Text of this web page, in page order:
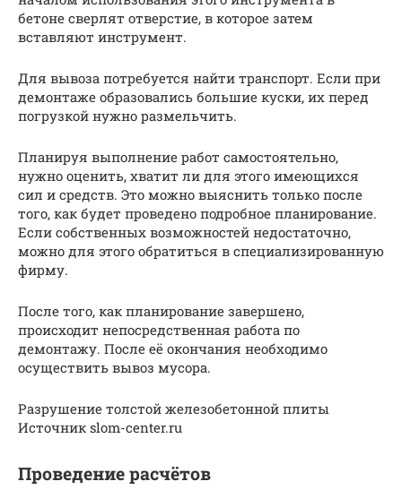
бетоне сверлят отверстие, в которое затем
вставляют инструмент.
Для вывоза потребуется найти транспорт. Если при
демонтаже образовались большие куски, их перед
погрузкой нужно размельчить.
Планируя выполнение работ самостоятельно,
нужно оценить, хватит ли для этого имеющихся
сил и средств. Это можно выяснить только после
того, как будет проведено подробное планирование.
Если собственных возможностей недостаточно,
можно для этого обратиться в специализированную
фирму.
После того, как планирование завершено,
происходит непосредственная работа по
демонтажу. После её окончания необходимо
осуществить вывоз мусора.
Разрушение толстой железобетонной плиты
Источник slom-center.ru
Проведение расчётов